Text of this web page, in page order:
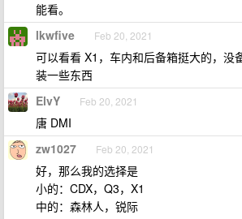
能看。
lkwfive Feb 20, 2021
可以看看 X1，车内和后备箱挺大的，没
装一些东西
ElvY Feb 20, 2021
唐 DMI
zw1027 Feb 20, 2021
好，那么我的选择是
小的：CDX，Q3，X1
中的：森林人，锐际